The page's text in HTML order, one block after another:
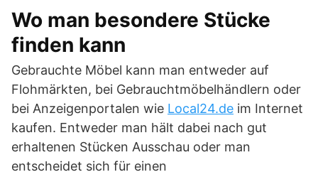
Wo man besondere Stücke
finden kann
Gebrauchte Möbel kann man entweder auf
Flohmärkten, bei Gebrauchtmöbelhändlern oder
bei Anzeigenportalen wie Local24.de im Internet
kaufen. Entweder man hält dabei nach gut
erhaltenen Stücken Ausschau oder man
entscheidet sich für einen